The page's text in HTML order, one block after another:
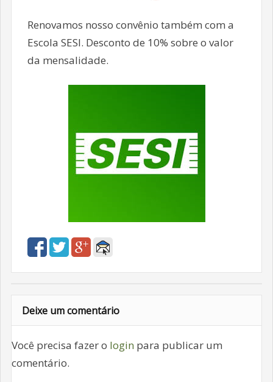
Renovamos nosso convênio também com a
Escola SESI. Desconto de 10% sobre o valor
da mensalidade.
Deixe um comentário
Você precisa fazer o login para publicar um
comentário.